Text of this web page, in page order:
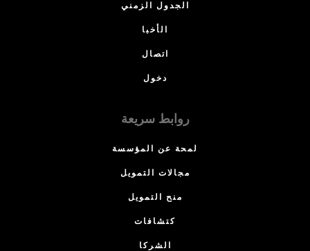
الجدول الزمني
الأخبا
اتصال
دخول
روابط سريعة
لمحة عن المؤسسة
مجالات التمويل
منح التمويل
كتشافات
الشركا